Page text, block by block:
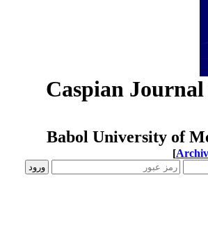
Caspian
Babol University of
[